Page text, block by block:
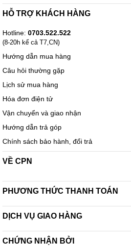
HỖ TRỢ KHÁCH HÀNG
Hotline: 0703.522.522
(8-20h kể cả T7,CN)
Hướng dẫn mua hàng
Câu hỏi thường gặp
Lịch sử mua hàng
Hóa đơn điện tử
Vận chuyển và giao nhận
Hướng dẫn trả góp
Chính sách bảo hành, đổi trả
VỀ CPN
PHƯƠNG THỨC THANH TOÁN
DỊCH VỤ GIAO HÀNG
CHỨNG NHẬN BỞI